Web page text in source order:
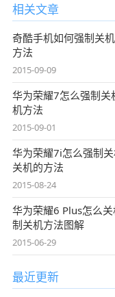
相关文章
奇酷手机如何强制关
方法
2015-09-09
华为荣耀7怎么强制
机方法
2015-09-01
华为荣耀7i怎么强制
关机的方法
2015-08-24
华为荣耀6 Plus怎么
制关机方法图解
2015-06-29
最近更新